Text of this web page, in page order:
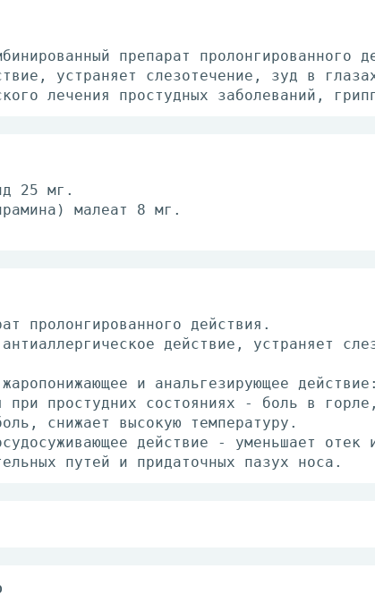
препарат пролонгированного
устраняет слезотечение, зуд в
лечения простудных заболеваний,
25 мг.
малеат 8 мг.
пролонгированного действия.
действие, устраняет
и анальгезирующее
при простудних состояниях - боль в
снижает высокую температуру.
действие - уменьшает отек
путей и придаточных пазух носа.
- не более 5 дней.